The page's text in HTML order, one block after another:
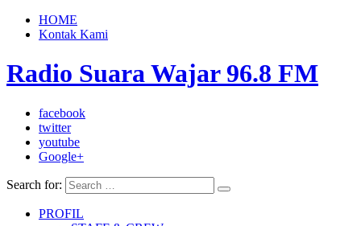
HOME
Kontak Kami
Radio Suara Wajar 96.8 FM
facebook
twitter
youtube
Google+
Search for:
PROFIL